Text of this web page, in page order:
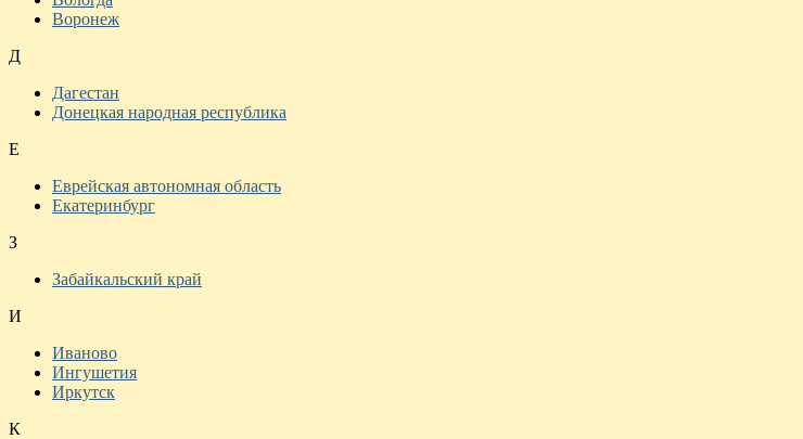
Воронеж
Д
Дагестан
Донецкая народная республика
Е
Еврейская автономная область
Екатеринбург
З
Забайкальский край
И
Иваново
Ингушетия
Иркутск
К